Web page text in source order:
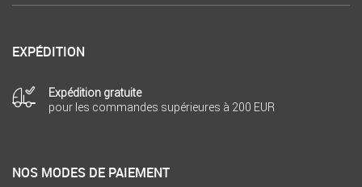
EXPÉDITION
Expédition gratuite
pour les commandes supérieures à 200 EUR
NOS MODES DE PAIEMENT